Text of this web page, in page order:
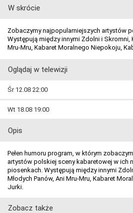
W skrócie
Zobaczymy najpopularniejszych artystów
Występują między innymi Zdolni i Skromni,
Mru-Mru, Kabaret Moralnego Niepokoju,
Oglądaj w telewizji
Śr 12.08 22:00
Wt 18.08 19:00
Opis
Pełen humoru program, w którym
artystów polskiej sceny kabaretowej w ich
piosenkach. Występują między innymi
Młodych Panów, Ani Mru-Mru, Kabaret
Jurki.
Zobacz także